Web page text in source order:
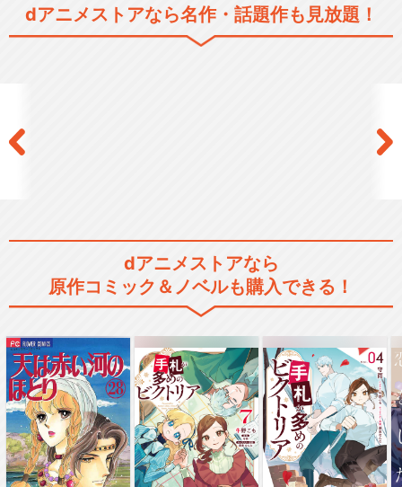
dアニメストアなら名作・話題作も見放題！
dアニメストアなら
原作コミック＆ノベルも購入できる！